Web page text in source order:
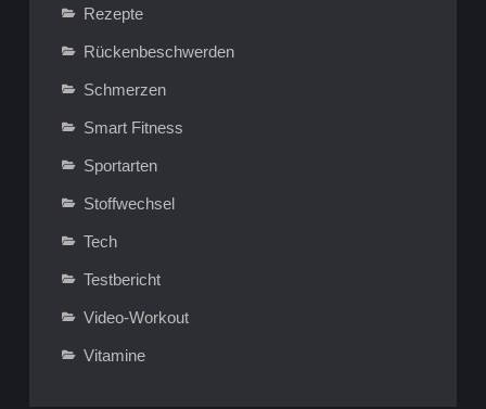
Rezepte
Rückenbeschwerden
Schmerzen
Smart Fitness
Sportarten
Stoffwechsel
Tech
Testbericht
Video-Workout
Vitamine